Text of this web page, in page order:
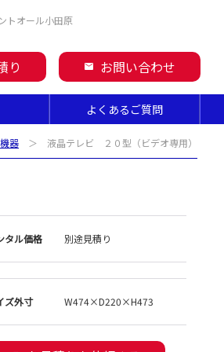
トオール小田原
り mail お問い合わせ
よくあるご質問
器 ＞ 液晶テレビ ２０型（ビデオ専用）
タル価格 別途見積り
ズ外寸 W474×D220×H473